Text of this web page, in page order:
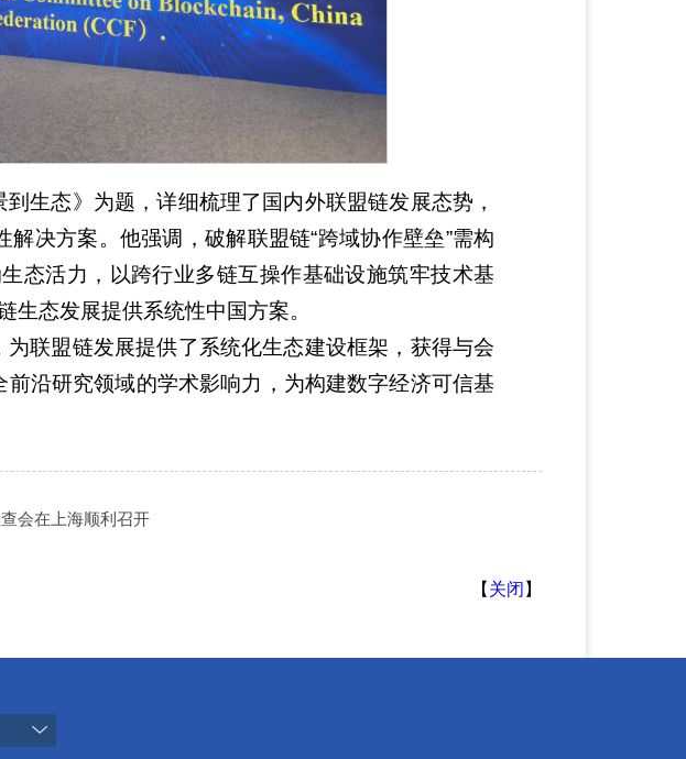
生态》为题，详细梳理了国内外联盟链发展态势，
决方案。他强调，破解联盟链“跨域协作壁垒”需构
态活力，以跨行业多链互操作基础设施筑牢技术基
生态发展提供系统性中国方案。
联盟链发展提供了系统化生态建设框架，获得与会
沿研究领域的学术影响力，为构建数字经济可信基
会在上海顺利召开
【 关闭 】